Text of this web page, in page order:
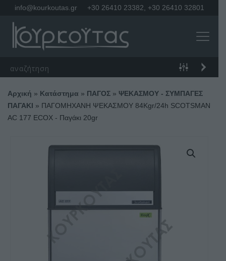
info@kourkoutas.gr +30 26410 23382 +30 26410 32801
Αρχική » Κατάστημα » ΠΑΓΟΣ » ΨΕΚΑΣΜΟΥ - ΣΥΜΠΑΓΕΣ
ΠΑΓΑΚΙ » ΠΑΓΟΜΗΧΑΝΗ ΨΕΚΑΣΜΟΥ 84Kgr/24h SCOTSMAN
AC 177 ECOX - Παγάκι 20gr